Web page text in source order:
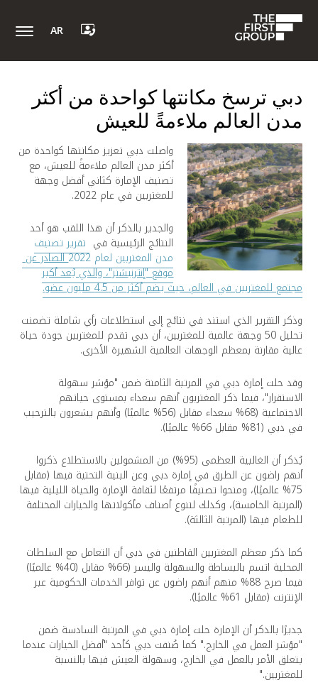
AR
دبي ترسخ مكانتها كواحدة من أكثر
مدن العالم ملاءمةً للعيش
واصلت دبي تعزيز مكانتها كواحدة من
أكثر مدن العالم ملاءمةً للعيش، مع
تصنيف الإمارة كثاني أفضل وجهة
للمغتربين في عام 2022.
والجدير بالذكر أن هذا اللقب هو أحد
النتائج الرئيسية في تقرير تصنيف
مدن المغتربين لعام 2022 الصادر عن
موقع "إﻧﺘﺮﻧﻴﺸنز"، والذي يُعد أكبر
مجتمع للمغتربين في العالم، حيث يضم أكثر من 4.5 مليون عضو.
وذكر التقرير الذي استند في نتائج إلى استطلاعات رأي شاملة تضمنت
تحليل 50 وجهة عالمية للمغتربين، أن دبي تقدم للمغتربين جودة حياة
عالية مقارنة بمعظم الوجهات العالمية الشهيرة الأخرى.
وقد حلت إمارة دبي في المرتبة الثامنة ضمن "مؤشر سهولة
الاستقرار"، فيما ذكر المغتربون أنهم سعداء بمستوى حياتهم
الاجتماعية (68% سعداء مقابل (56% عالميًا) وأنهم يشعرون بالترحيب
في دبي (81% مقابل 66% عالميًا).
يُذكر أن الغالبية العظمى (95%) من المشمولين بالاستطلاع ذكروا
أنهم راضون عن الطرق في إمارة دبي وعن البنية التحتية فيها (مقابل
75% عالميًا)، ومنحوا تصنيفًا مرتفعًا لثقافة الإمارة والحياة الليلية فيها
(المرتبة الخامسة)، وكذلك لتنوع أصناف مأكولاتها والخيارات المختلفة
للطعام فيها (المرتبة الثالثة).
كما ذكر معظم المغتربين القاطنين في دبي أن التعامل مع السلطات
المحلية اتسم بالبساطة والسهولة واليسر (66% مقابل (40% عالميًا)
فيما صرح 88% منهم أنهم راضون عن توافر الخدمات الحكومية عبر
الإنترنت (مقابل 61% عالميًا).
جديرًا بالذكر أن الإمارة حلت إمارة دبي في المرتبة السادسة ضمن
"مؤشر العمل في الخارج." كما صُنفت دبي كأحد "أفضل الخيارات عندما
يتعلق الأمر بالعمل في الخارج، وسهولة العيش فيها بالنسبة
للمغتربين."